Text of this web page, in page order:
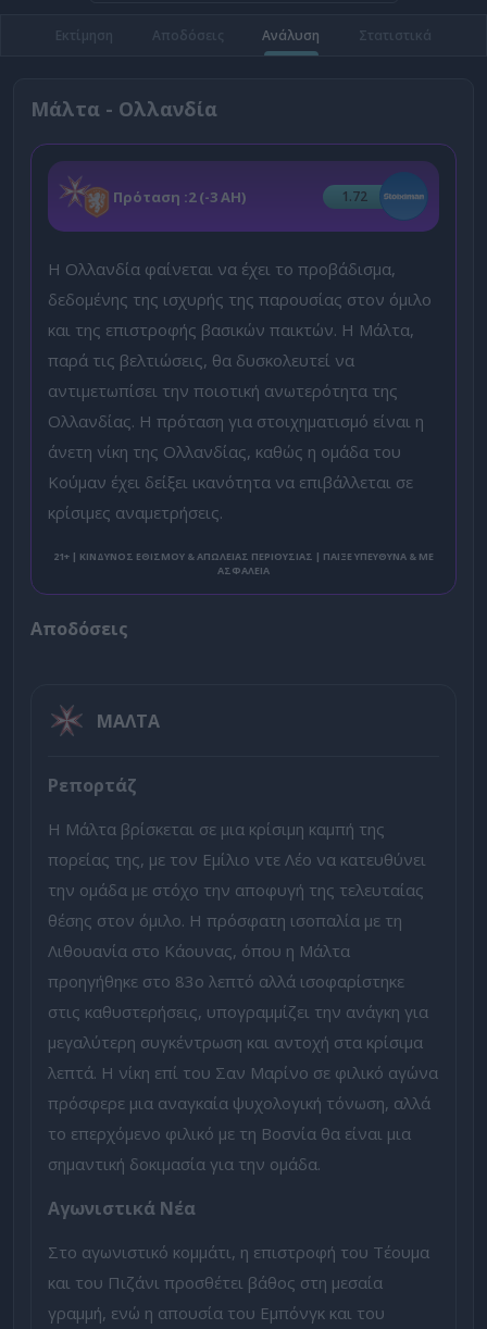
Εκτίμηση Αποδόσεις Ανάλυση Στατιστικά
Μάλτα - Ολλανδία
Πρόταση :2 (-3 ΑΗ) 1.72
Η Ολλανδία φαίνεται να έχει το προβάδισμα,
δεδομένης της ισχυρής της παρουσίας στον όμιλο
και της επιστροφής βασικών παικτών. Η Μάλτα,
παρά τις βελτιώσεις, θα δυσκολευτεί να
αντιμετωπίσει την ποιοτική ανωτερότητα της
Ολλανδίας. Η πρόταση για στοιχηματισμό είναι η
άνετη νίκη της Ολλανδίας, καθώς η ομάδα του
Κούμαν έχει δείξει ικανότητα να επιβάλλεται σε
κρίσιμες αναμετρήσεις.
21+ | ΚΙΝΔΥΝΟΣ ΕΘΙΣΜΟΥ & ΑΠΩΛΕΙΑΣ ΠΕΡΙΟΥΣΙΑΣ | ΠΑΙΞΕ ΥΠΕΥΘΥΝΑ & ΜΕ
ΑΣΦΑΛΕΙΑ
Αποδόσεις
ΜΑΛΤΑ
Ρεπορτάζ
Η Μάλτα βρίσκεται σε μια κρίσιμη καμπή της
πορείας της, με τον Εμίλιο ντε Λέο να κατευθύνει
την ομάδα με στόχο την αποφυγή της τελευταίας
θέσης στον όμιλο. Η πρόσφατη ισοπαλία με τη
Λιθουανία στο Κάουνας, όπου η Μάλτα
προηγήθηκε στο 83ο λεπτό αλλά ισοφαρίστηκε
στις καθυστερήσεις, υπογραμμίζει την ανάγκη για
μεγαλύτερη συγκέντρωση και αντοχή στα κρίσιμα
λεπτά. Η νίκη επί του Σαν Μαρίνο σε φιλικό αγώνα
πρόσφερε μια αναγκαία ψυχολογική τόνωση, αλλά
το επερχόμενο φιλικό με τη Βοσνία θα είναι μια
σημαντική δοκιμασία για την ομάδα.
Αγωνιστικά Νέα
Στο αγωνιστικό κομμάτι, η επιστροφή του Τέουμα
και του Πιζάνι προσθέτει βάθος στη μεσαία
γραμμή, ενώ η απουσία του Εμπόνγκ και του